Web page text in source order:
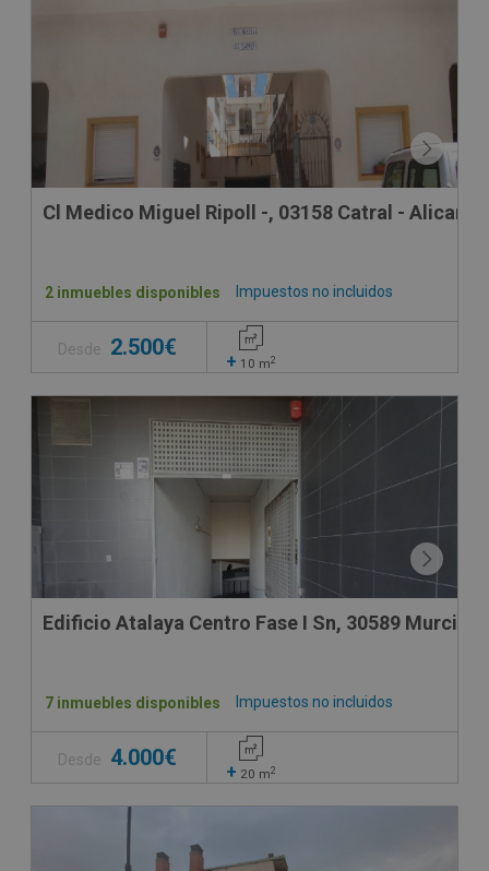
Cl Medico Miguel Ripoll -, 03158 Catral - Alicante
Impuestos no incluidos
2 inmuebles disponibles
Desde 2.500€
+ 10 m2
Edificio Atalaya Centro Fase I Sn, 30589 Murcia -
Impuestos no incluidos
7 inmuebles disponibles
Desde 4.000€
+ 20 m2